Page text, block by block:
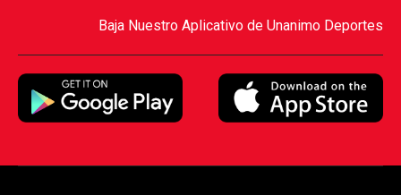
Baja Nuestro Aplicativo de Unanimo Deportes